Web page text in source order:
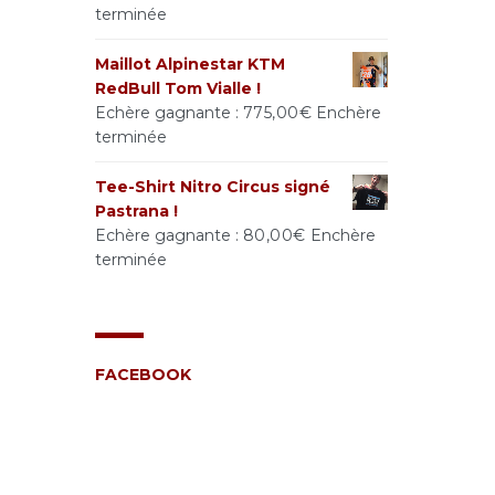
terminée
Maillot Alpinestar KTM
RedBull Tom Vialle !
Echère gagnante : 775,00€ Enchère
terminée
Tee-Shirt Nitro Circus signé
Pastrana !
Echère gagnante : 80,00€ Enchère
terminée
FACEBOOK